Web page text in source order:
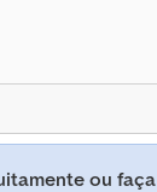
ou faça